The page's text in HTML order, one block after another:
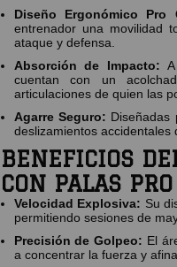
Diseño Ergonómico Pro
entrenador una movilidad
ataque y defensa.
Absorción de Impacto:
cuentan con un
articulaciones de quien las
Agarre Seguro: Diseñadas
deslizamientos accidentales
BENEFICIOS
CON PALAS
Velocidad Explosiva: Su
permitiendo sesiones de
Precisión de Golpeo: El
a concentrar la fuerza y